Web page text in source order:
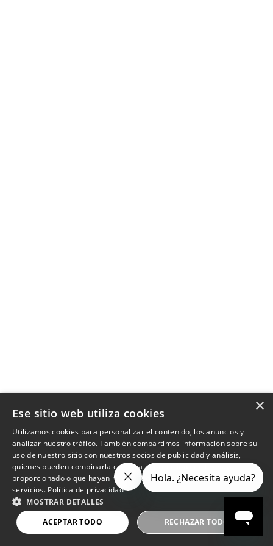
×
Ese sitio web utiliza cookies
Utilizamos cookies para personalizar el contenido, los anuncios y
analizar nuestro tráfico. También compartimos información sobre su
uso de nuestro sitio con nuestros socios de publicidad y análisis,
quienes pueden combinarla con otra información que les haya
proporcionado o que hayan recopilado a partir del uso de sus
servicios. Política de privacidad
MOSTRAR DETALLES
ACEPTAR TODO
RECHAZAR TODO